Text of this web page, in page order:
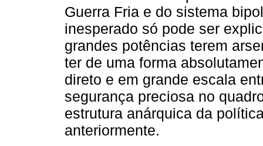
Guerra Fria e do sistema
inesperado só pode ser
grandes potências terem
ter de uma forma
direto e em grande escala
segurança preciosa no
estrutura anárquica da
anteriormente.